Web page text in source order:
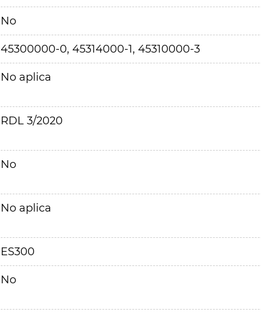
No
45300000-0, 45314000-1, 45310000-3
No aplica
RDL 3/2020
No
No aplica
ES300
No